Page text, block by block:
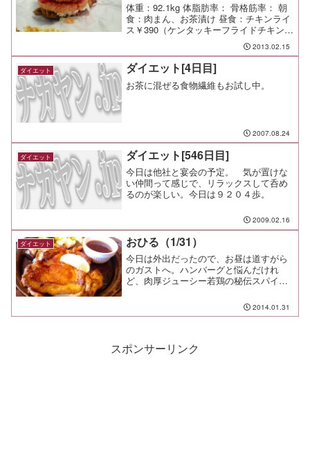
体重：92.1kg 体脂肪率： 骨格筋率： 朝
食：肉まん、お茶漬け 昼食：チキンライ
ス￥390（ケンタッキーフライドチキン＠
保土ケ谷）＋チキンクリスプ￥100（マク
ドナルド＠保土ケ谷）思っていたほどデ
ブまっしぐらでも無いな。チキンは胸肉
なの...
2013.02.15
ダイエット ダイエット[4日目]
お茶に混ぜる食物繊維もお試し中。
2007.08.24
ダイエット ダイエット[546日目]
今日は他社と宴会の予定。 気が置けな
い仲間って感じで、リラックスして呑め
るのが楽しい。今日は９２０４歩。
2009.02.16
ダイエット おひる（1/31）
今日は外出だったので、お昼は道すがら
のガストへ。ハンバーグと悩んだけれ
ど、肉厚ジューシー若鶏の秘伝スパイス
代わり自由）￥880にした。商品名通り
の、肉厚でジューシーな鶏肉に、ピリっ
2014.01.31
スポンサーリンク